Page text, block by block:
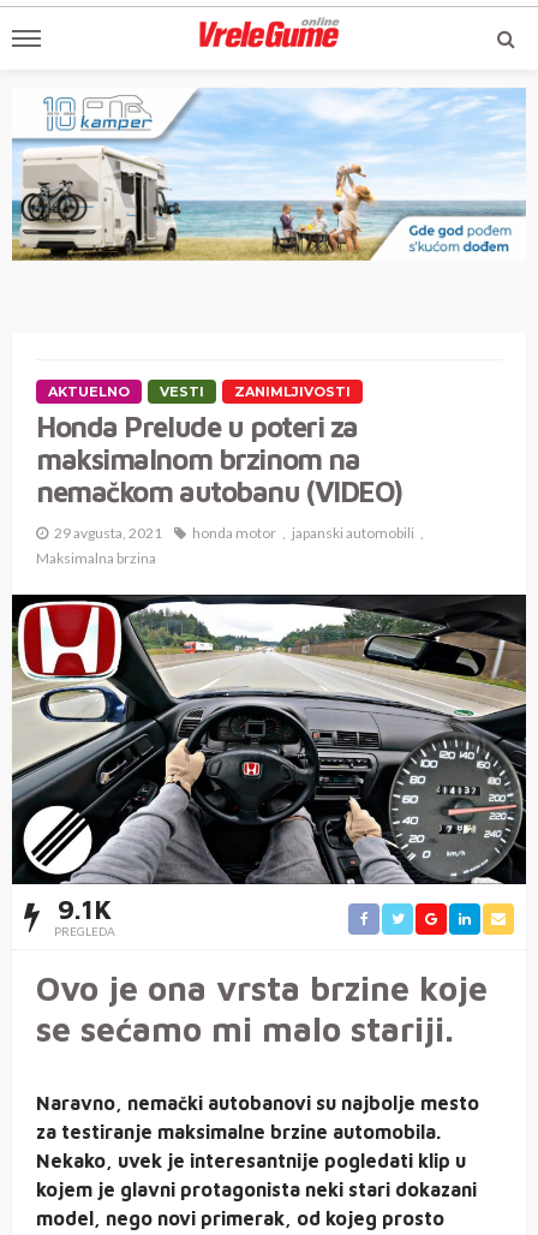
AKTUELNO VESTI ZANIMLJIVOSTI
Honda Prelude u poteri za
maksimalnom brzinom na
nemačkom autobanu (VIDEO)
29 avgusta, 2021 honda motor
japanski automobili
Maksimalna brzina
9.1K
PREGLEDA
Ovo je ona vrsta brzine koje
se sećamo mi malo stariji.
Naravno, nemački autobanovi su najbolje mesto
za testiranje maksimalne brzine automobila.
Nekako, uvek je interesantnije pogledati klip u
kojem je glavni protagonista neki stari dokazani
model, nego novi primerak, od kojeg prosto